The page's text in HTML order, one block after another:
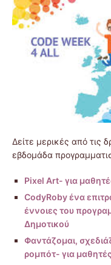
Δείτε μερικές από τις
εβδομάδα
Pixel Art- για
CodyRoby ένα
έννοιες του
Δημοτικού
Φαντάζομαι,
ρομπότ- για